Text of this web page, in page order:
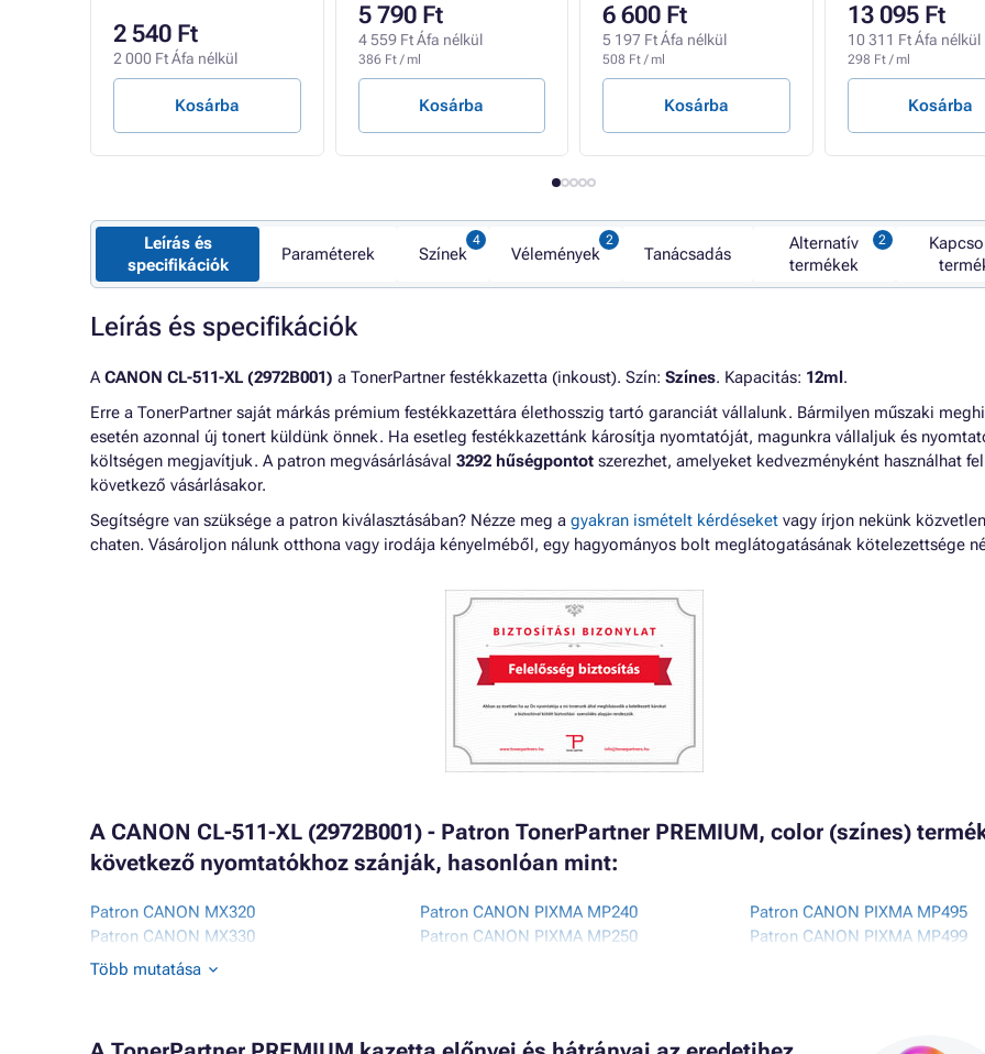
2 540 Ft
2 000 Ft Áfa nélkül
Kosárba
5 790 Ft
4 559 Ft Áfa nélkül
386 Ft / ml
Kosárba
6 600 Ft
5 197 Ft Áfa nélkül
508 Ft / ml
Kosárba
13 095 Ft
10 311 Ft Áfa nélkül
298 Ft / ml
Kosárba
Leírás és
specifikációk
Paraméterek Színek Vélemények Tanácsadás
Alternatív
termékek
Leírás és specifikációk
ACANON CL-511-XL (2972B001) a TonerPartner festékkazetta (inkoust). Szín: Színes. Kapacitás: 12ml.
Erre a TonerPartner saját márkás prémium festékkazettára élethosszig tartó garanciát vállalunk. Bármilyen műszaki
esetén azonnal új tonert küldünk önnek. Ha esetleg festékkazettánk károsítja nyomtatóját, magunkra vállaljuk és
költségen megjavítjuk. A patron megvásárlásával 3292 hűségpontot szerezhet, amelyeket kedvezményként használhat
következő vásárlásakor.
Segítségre van szüksége a patron kiválasztásában? Nézze meg a gyakran ismételt kérdéseket vagy írjon nekünk
chaten. Vásároljon nálunk otthona vagy irodája kényelméből, egy hagyományos bolt meglátogatásának kötelezettsége
A CANON CL-511-XL (2972B001) - Patron TonerPartner PREMIUM, color (színes)
következő nyomtatókhoz szánják, hasonlóan mint:
Patron CANON MX320
Patron CANON MX330
Patron CANON MX340
Patron CANON PIXMA MP240
Patron CANON PIXMA MP250
Patron CANON PIXMA MP495
Patron CANON PIXMA MP499
Több mutatása